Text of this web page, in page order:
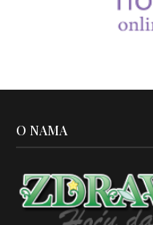
O NAMA